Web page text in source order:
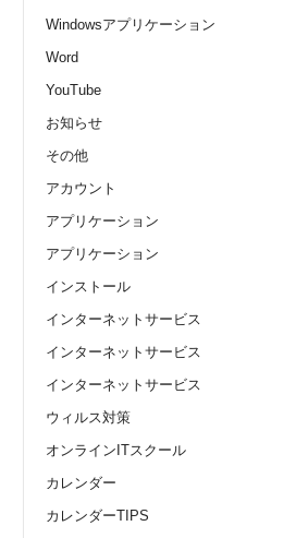
Windowsアプリケーション
Word
YouTube
お知らせ
その他
アカウント
アプリケーション
アプリケーション
インストール
インターネットサービス
インターネットサービス
インターネットサービス
ウィルス対策
オンラインITスクール
カレンダー
カレンダーTIPS